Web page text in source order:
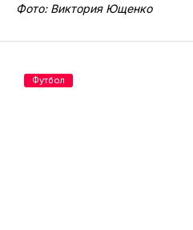
Фото: Виктория Ющенко
Футбол